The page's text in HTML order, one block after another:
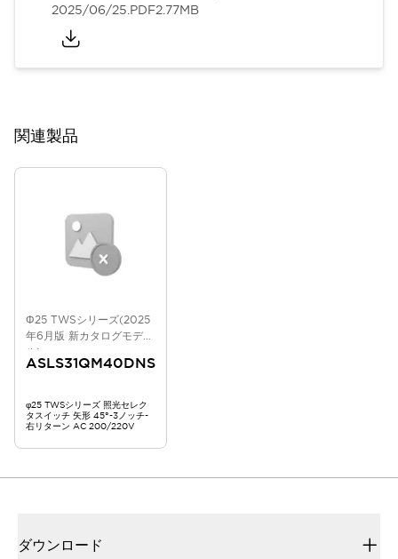
2025/06/25.PDF2.77MB
関連製品
Φ25 TWSシリーズ(2025
年6月版 新カタログモデ
ル)
ASLS31QM40DNS
φ25 TWSシリーズ 照光セレク
タスイッチ 矢形 45°-3ノッチ-
右リターン AC 200/220V
ダウンロード